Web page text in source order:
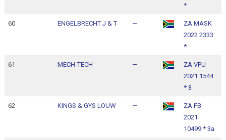
*
60 ENGELBRECHT J & T —
ZA MASK
2022 2333
*
61 MECH-TECH —
ZA VPU
2021 1544
* 3
62 KINGS & GYS LOUW —
ZA FB
2021
10499 * 3a